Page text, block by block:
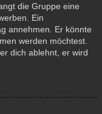
die Gruppe eine
Ein
annehmen. Er könnte
werden möchtest.
dich ablehnt, er wird